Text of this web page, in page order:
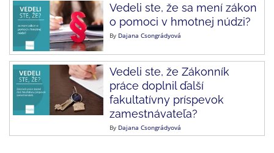
Vedeli ste, že sa mení zákon
o pomoci v hmotnej núdzi?
By Dajana Csongrádyová
Vedeli ste, že Zákonník
práce doplnil ďalší
fakultatívny príspevok
zamestnávateľa?
By Dajana Csongrádyová